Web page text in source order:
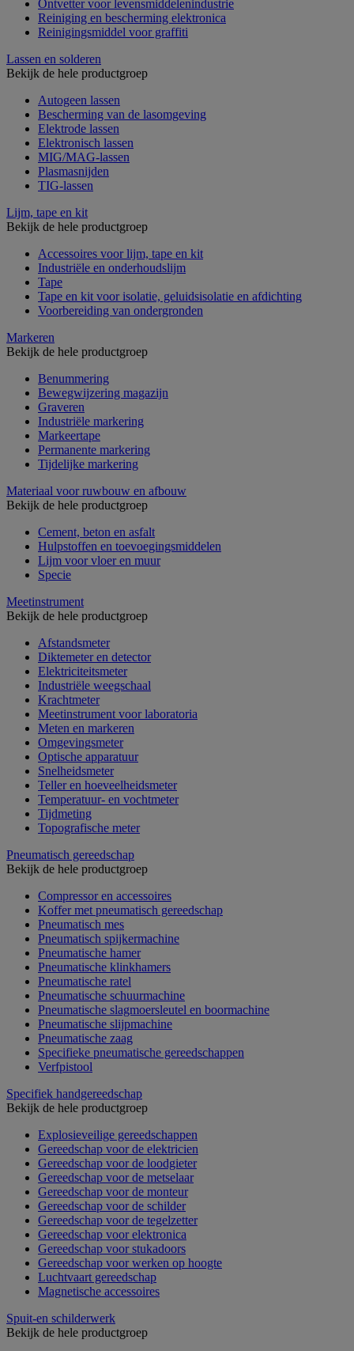
Ontvetter voor levensmiddelenindustrie
Reiniging en bescherming elektronica
Reinigingsmiddel voor graffiti
Lassen en solderen
Bekijk de hele productgroep
Autogeen lassen
Bescherming van de lasomgeving
Elektrode lassen
Elektronisch lassen
MIG/MAG-lassen
Plasmasnijden
TIG-lassen
Lijm, tape en kit
Bekijk de hele productgroep
Accessoires voor lijm, tape en kit
Industriële en onderhoudslijm
Tape
Tape en kit voor isolatie, geluidsisolatie en afdichting
Voorbereiding van ondergronden
Markeren
Bekijk de hele productgroep
Benummering
Bewegwijzering magazijn
Graveren
Industriële markering
Markeertape
Permanente markering
Tijdelijke markering
Materiaal voor ruwbouw en afbouw
Bekijk de hele productgroep
Cement, beton en asfalt
Hulpstoffen en toevoegingsmiddelen
Lijm voor vloer en muur
Specie
Meetinstrument
Bekijk de hele productgroep
Afstandsmeter
Diktemeter en detector
Elektriciteitsmeter
Industriële weegschaal
Krachtmeter
Meetinstrument voor laboratoria
Meten en markeren
Omgevingsmeter
Optische apparatuur
Snelheidsmeter
Teller en hoeveelheidsmeter
Temperatuur- en vochtmeter
Tijdmeting
Topografische meter
Pneumatisch gereedschap
Bekijk de hele productgroep
Compressor en accessoires
Koffer met pneumatisch gereedschap
Pneumatisch mes
Pneumatisch spijkermachine
Pneumatische hamer
Pneumatische klinkhamers
Pneumatische ratel
Pneumatische schuurmachine
Pneumatische slagmoersleutel en boormachine
Pneumatische slijpmachine
Pneumatische zaag
Specifieke pneumatische gereedschappen
Verfpistool
Specifiek handgereedschap
Bekijk de hele productgroep
Explosieveilige gereedschappen
Gereedschap voor de elektricien
Gereedschap voor de loodgieter
Gereedschap voor de metselaar
Gereedschap voor de monteur
Gereedschap voor de schilder
Gereedschap voor de tegelzetter
Gereedschap voor elektronica
Gereedschap voor stukadoors
Gereedschap voor werken op hoogte
Luchtvaart gereedschap
Magnetische accessoires
Spuit-en schilderwerk
Bekijk de hele productgroep